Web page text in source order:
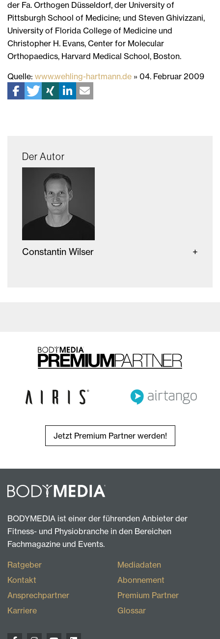
der Fa. Orthogen Düsseldorf, der University of
Pittsburgh School of Medicine; und Steven Ghivizzani,
University of Florida College of Medicine und
Christopher H. Evans, Center for Molecular
Orthopaedics, Harvard Medical School, Boston.
Quelle: www.wehling-hartmann.de » 04. Februar 2009
Der Autor
Constantin Wilser
Jetzt Premium Partner werden!
BODYMEDIA ist einer der führenden Anbieter der
Fitness- und Physiobranche in den Bereichen
Fachmagazine und Events.
Ratgeber
Kontakt
Ansprechpartner
Karriere
Mediadaten
Abonnement
Premium Partner
Glossar